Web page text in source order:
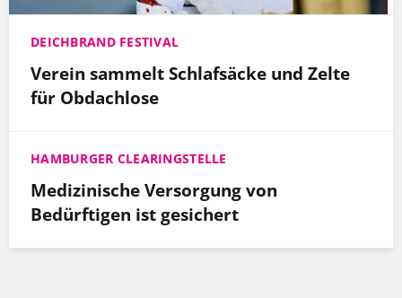
DEICHBRAND FESTIVAL
Verein sammelt Schlafsäcke und Zelte
für Obdachlose
HAMBURGER CLEARINGSTELLE
Medizinische Versorgung von
Bedürftigen ist gesichert